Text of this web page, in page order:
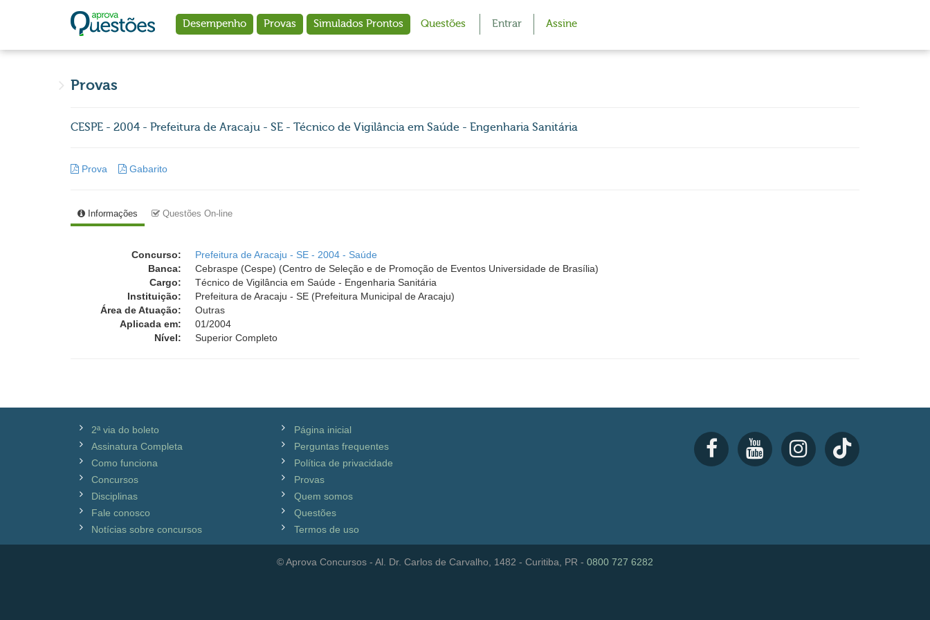
Desempenho Provas Simulados Prontos Questões Entrar Assine
Provas
CESPE - 2004 - Prefeitura de Aracaju - SE - Técnico de Vigilância em Saúde - Engenharia Sanitária
Prova Gabarito
Informações Questões On-line
Concurso:
Prefeitura de Aracaju - SE - 2004 - Saúde
Banca:
Cebraspe (Cespe) (Centro de Seleção e de Promoção de Eventos Universidade de Brasília)
Cargo:
Técnico de Vigilância em Saúde - Engenharia Sanitária
Instituição:
Prefeitura de Aracaju - SE (Prefeitura Municipal de Aracaju)
Área de Atuação:
Outras
Aplicada em:
01/2004
Nível:
Superior Completo
2ª via do boleto
Assinatura Completa
Como funciona
Concursos
Disciplinas
Fale conosco
Notícias sobre concursos
Página inicial
Perguntas frequentes
Política de privacidade
Provas
Quem somos
Questões
Termos de uso
© Aprova Concursos - Al. Dr. Carlos de Carvalho, 1482 - Curitiba, PR - 0800 727 6282